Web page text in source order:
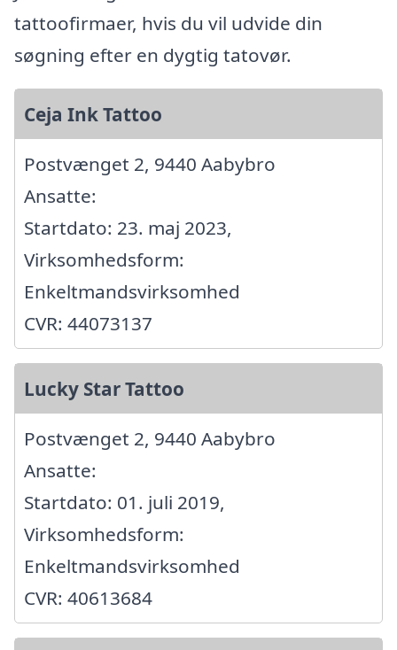
tattoofirmaer, hvis du vil udvide din
søgning efter en dygtig tatovør.
Ceja Ink Tattoo
Postvænget 2, 9440 Aabybro
Ansatte:
Startdato: 23. maj 2023,
Virksomhedsform:
Enkeltmandsvirksomhed
CVR: 44073137
Lucky Star Tattoo
Postvænget 2, 9440 Aabybro
Ansatte:
Startdato: 01. juli 2019,
Virksomhedsform:
Enkeltmandsvirksomhed
CVR: 40613684